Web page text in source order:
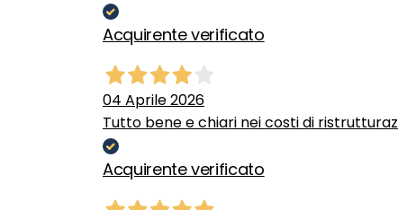
Acquirente verificato
04 Aprile 2026
Tutto bene e chiari nei costi di
Acquirente verificato